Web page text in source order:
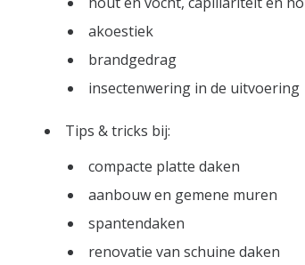
akoestiek
brandgedrag
insectenwering in de uitvoering
Tips & tricks bij:
compacte platte daken
aanbouw en gemene muren
spantendaken
renovatie van schuine daken